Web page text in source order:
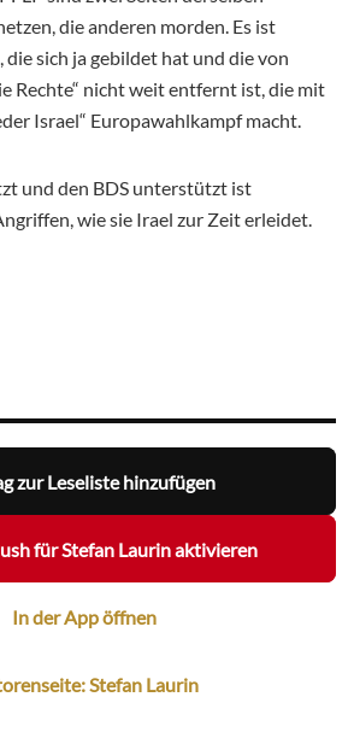
die anderen morden. Es ist
die sich ja gebildet hat und die von
Rechte“ nicht weit entfernt ist, die mit
Israel“ Europawahlkampf macht.
und den BDS unterstützt ist
wie sie Irael zur Zeit erleidet.
zur Leseliste hinzufügen
für Stefan Laurin aktivieren
In der App öffnen
Stefan Laurin